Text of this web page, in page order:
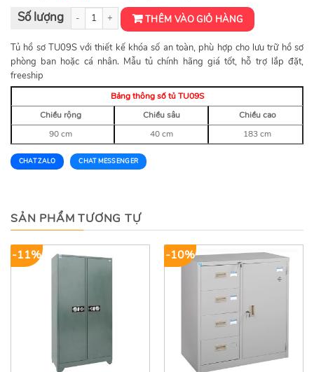
Tủ hồ sơ khóa số TU09S số lượng THÊM VÀO GIỎ HÀNG
Tủ hồ sơ TU09S với thiết kế khóa số an toàn, phù hợp cho lưu trữ hồ sơ
phòng ban hoặc cá nhân. Mẫu tủ chính hãng giá tốt, hỗ trợ lắp đặt,
freeship
Bảng thông số tủ TU09S
Chiều rộng
Chiều sâu
Chiều cao
90 cm
40 cm 183 cm
CHAT ZALO CHAT MESSENGER
SẢN PHẨM TƯƠNG TỰ
-11% -10%